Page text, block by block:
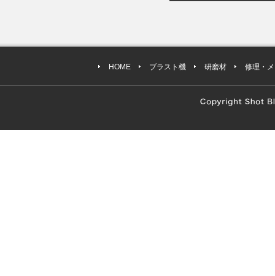
HOME ブラスト機 研磨材 修理・